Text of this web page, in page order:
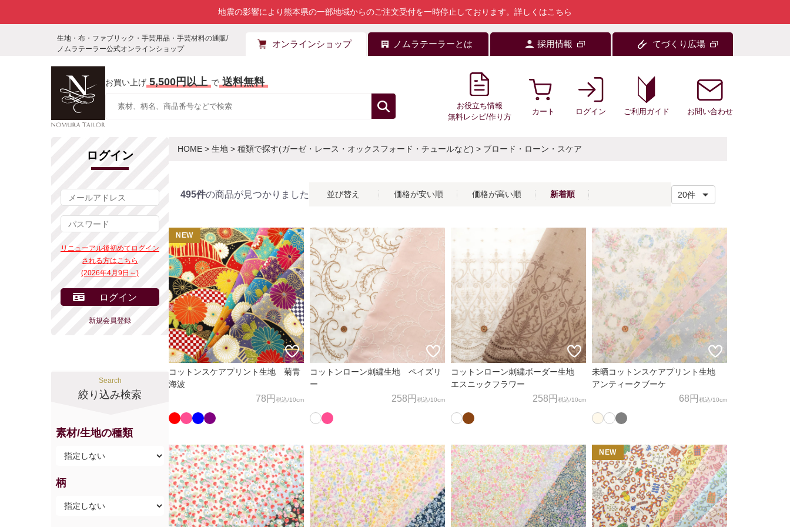
地震の影響により熊本県の一部地域からのご注文受付を一時停止しております。 詳しくはこちら
生地・布・ファブリック・手芸用品・手芸材料の通販/
ノムラテーラー公式オンラインショップ
オンラインショップ ノムラテーラーとは 採用情報 てづくり広場
お買い上げ 5,500円以上 で 送料無料
お役立ち情報
無料レシピ/作り方
カート ログイン ご利用ガイド お問い合わせ
ログイン
リニューアル後初めてログイン
される方はこちら
(2026年4月9日～)
ログイン
新規会員登録
Search
絞り込み検索
素材/生地の種類
柄
HOME > 生地 > 種類で探す(ガーゼ・レース・オックスフォード・チュールなど) > ブロード・ローン・スケア
495件の商品が見つかりました 並び替え 価格が安い順 価格が高い順 新着順
NEW
コットンスケアプリント生地 菊青
海波
78円 税込/10cm
コットンローン刺繍生地 ペイズリ
ー
258円 税込/10cm
コットンローン刺繍ボーダー生地
エスニックフラワー
258円 税込/10cm
未晒コットンスケアプリント生地
アンティークブーケ
68円 税込/10cm
NEW